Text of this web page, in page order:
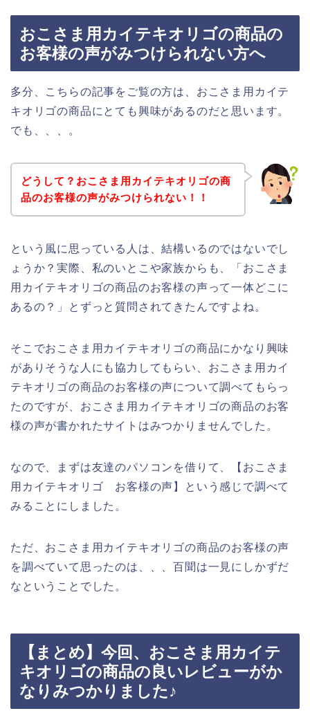
おこさま用カイテキオリゴの商品の
お客様の声がみつけられない方へ
多分、こちらの記事をご覧の方は、おこさま用カイテ
キオリゴの商品にとても興味があるのだと思います。
でも、、、。
どうして？おこさま用カイテキオリゴの商
品のお客様の声がみつけられない！！
という風に思っている人は、結構いるのではないでし
ょうか？実際、私のいとこや家族からも、「おこさま
用カイテキオリゴの商品のお客様の声って一体どこに
あるの？」とずっと質問されてきたんですよね。
そこでおこさま用カイテキオリゴの商品にかなり興味
がありそうな人にも協力してもらい、おこさま用カイ
テキオリゴの商品のお客様の声について調べてもらっ
たのですが、おこさま用カイテキオリゴの商品のお客
様の声が書かれたサイトはみつかりませんでした。
なので、まずは友達のパソコンを借りて、【おこさま
用カイテキオリゴ お客様の声】という感じで調べて
みることにしました。
ただ、おこさま用カイテキオリゴの商品のお客様の声
を調べていて思ったのは、、、百聞は一見にしかずだ
なということでした。
【まとめ】今回、おこさま用カイテ
キオリゴの商品の良いレビューがか
なりみつかりました♪